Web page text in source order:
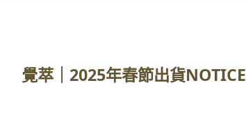
覺萃｜2025年春節出貨NOTICE